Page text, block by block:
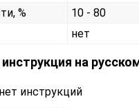
%
10 - 80
нет
инструкция на
инструкций